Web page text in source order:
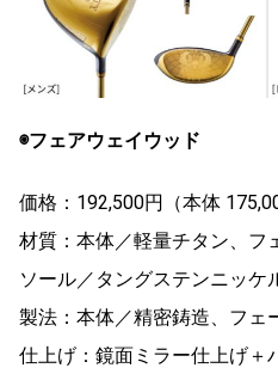
◉フェアウェイウッド
価格：192,500円（本体
材質：本体／軽量チタン、フ
ソール／タングステンニッケ
製法：本体／精密鋳造、フェ
仕上げ：鏡面ミラー仕上げ＋